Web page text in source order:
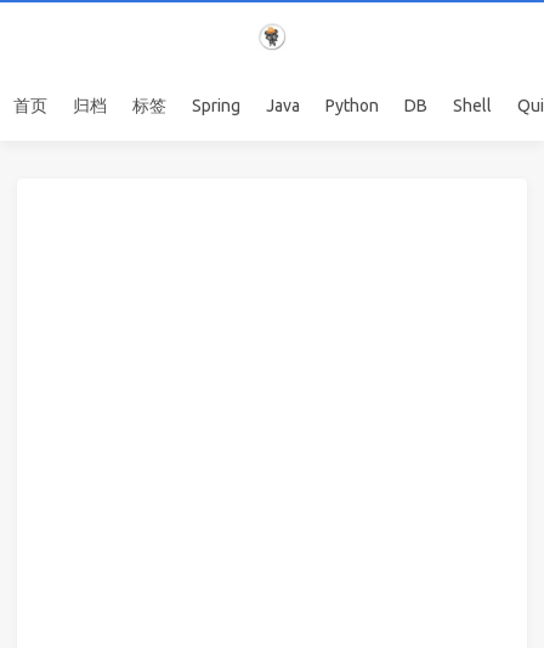
首页 归档 标签 Spring Java Python DB Shell